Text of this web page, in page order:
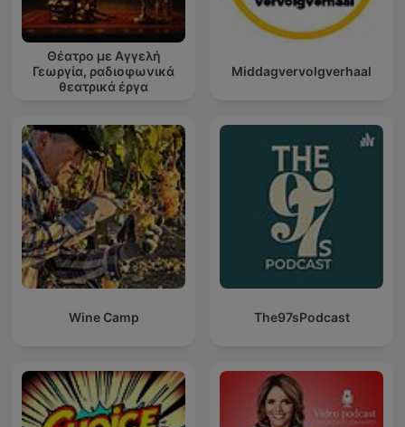
Θέατρο με Αγγελή
Γεωργία, ραδιοφωνικά
θεατρικά έργα
Middagvervolgverhaal
Wine Camp The97sPodcast